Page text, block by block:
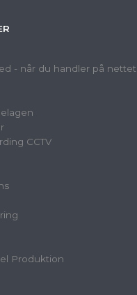
- når du handler på nettet
CCTV
Produktion